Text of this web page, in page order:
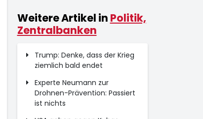
Weitere Artikel in Politik,
Zentralbanken
Trump: Denke, dass der Krieg
ziemlich bald endet
Experte Neumann zur
Drohnen-Prävention: Passiert
ist nichts